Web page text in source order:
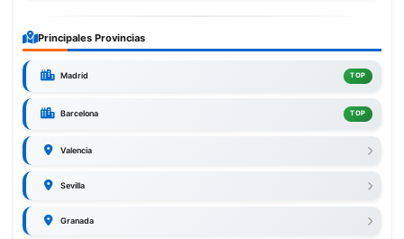
Principales Provincias
Madrid TOP
Barcelona TOP
Valencia
Sevilla
Granada